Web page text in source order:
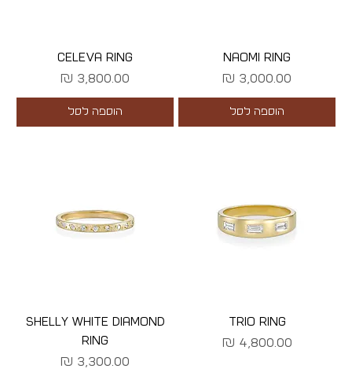
NAOMI RING
מחיר
הוספה לסל
CELEVA RING
מחיר
הוספה לסל
TRIO RING
מחיר
SHELLY WHITE DIAMOND
RING
מחיר